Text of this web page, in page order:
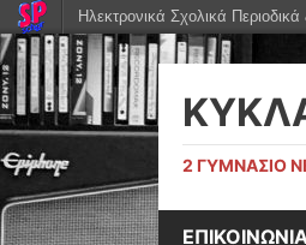
2 ΓΥΜΝΆΣΙΟ
Ηλεκτρονικά Σχολικά